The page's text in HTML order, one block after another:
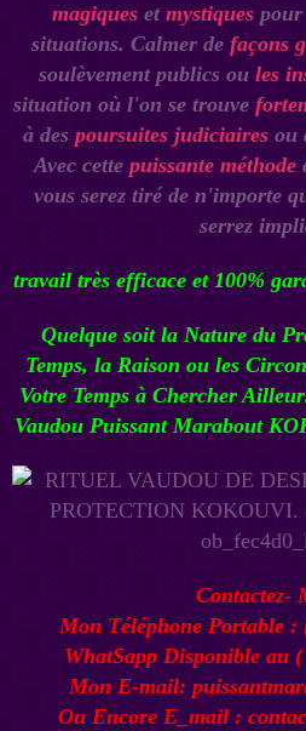
magiques et mystiques pour
situations. Calmer de façons
soulèvement publics ou les
situation où l'on se trouve
à des poursuites judiciaires ou
Avec cette puissante méthode
vous serez tiré de n'importe
serrez
travail très efficace et 100%
Quelque soit la Nature du
Temps, la Raison ou les
Votre Temps à Chercher
Vaudou Puissant Marabout
Contactez-
Mon Téléphone Portable :
WhatSapp Disponible au
Mon E-mail:
Ou Encore E_mail :